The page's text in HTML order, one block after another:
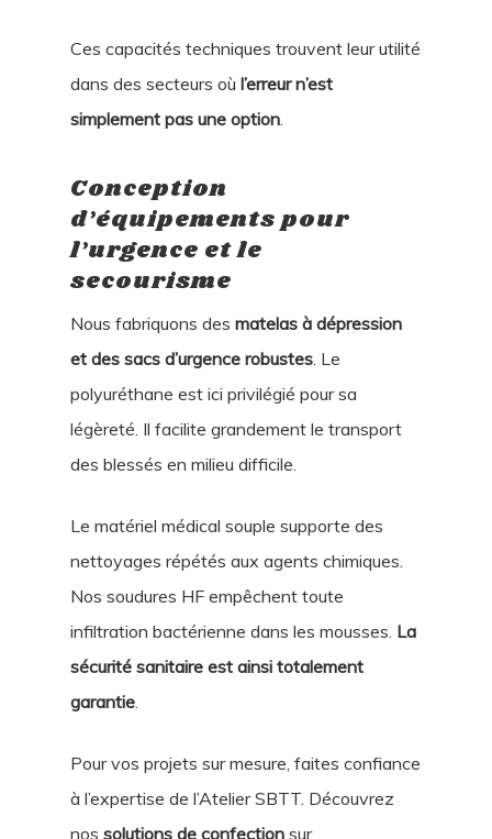
Ces capacités techniques trouvent leur utilité
dans des secteurs où l’erreur n’est
simplement pas une option
Conception
d’équipements pour
l’urgence et le
secourisme
Nous fabriquons des matelas à dépression
et des sacs d’urgence robustes . Le
polyuréthane est ici privilégié pour sa
légèreté. Il facilite grandement le transport
des blessés en milieu difficile.
Le matériel médical souple supporte des
nettoyages répétés aux agents chimiques.
Nos soudures HF empêchent toute
infiltration bactérienne dans les mousses. La
sécurité sanitaire est ainsi totalement
garantie
Pour vos projets sur mesure, faites confiance
à l’expertise de l’Atelier SBTT. Découvrez
nos solutions de confection sur